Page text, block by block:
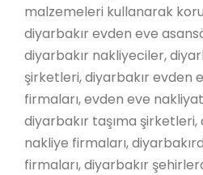
malzemeleri kullanarak
diyarbakır evden eve
diyarbakır nakliyeciler,
şirketleri, diyarbakır evden
firmaları, evden eve
diyarbakır taşıma
nakliye firmaları,
firmaları, diyarbakır